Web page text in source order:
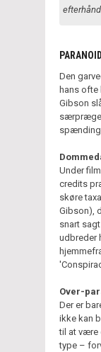
Den
hans ofte
Gibson
Under
credits
skøre
Gibson),
snart
udbreder
Over-
Der er
ikke kan
til at være
type –